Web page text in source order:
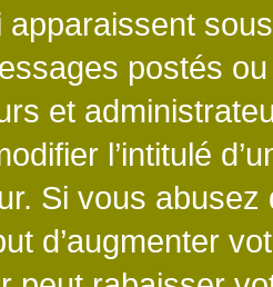
postés
et
l’intitulé
Si vous
d’augmenter